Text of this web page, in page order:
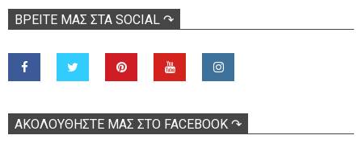
ΒΡΕΊΤΕ ΜΑΣ ΣΤΑ SOCIAL ↷
ΑΚΟΛOΥΘΉΣΤΕ ΜΑΣ ΣΤΟ FACEBOOK ↷